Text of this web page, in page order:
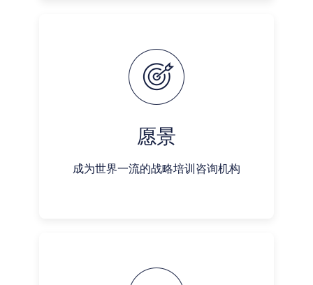
愿景
成为世界一流的战略培训咨询机构